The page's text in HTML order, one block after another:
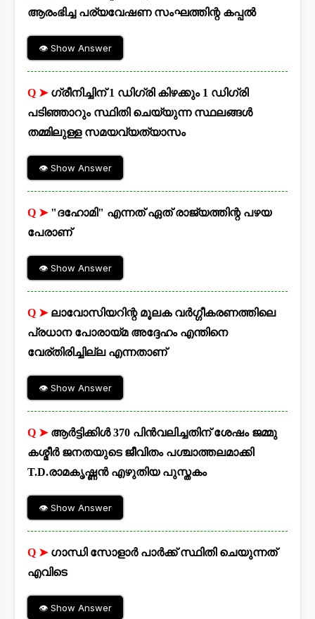
ആരംഭിച്ച പര്യവേഷണ സംഘത്തിന്റ കപ്പൽ
👁 Show Answer
Q ➤ ഗ്രീനിച്ചിന് 1 ഡിഗ്രി കിഴക്കും 1 ഡിഗ്രി
പടിഞ്ഞാറും സ്ഥിതി ചെയ്യുന്ന സ്ഥലങ്ങൾ
തമ്മിലുള്ള സമയവ്യത്യാസം
👁 Show Answer
Q ➤ "ദഹോമി" എന്നത് ഏത് രാജ്യത്തിന്റ പഴയ
പേരാണ്
👁 Show Answer
Q ➤ ലാവോസിയറിന്റ മൂലക വർഗ്ഗീകരണത്തിലെ
പ്രധാന പോരായ്മ അദ്ദേഹം എന്തിനെ
വേര്തിരിച്ചില്ല എന്നതാണ്
👁 Show Answer
Q ➤ ആർട്ടിക്കിൾ 370 പിൻവലിച്ചതിന് ശേഷം ജമ്മു
കശ്മീർ ജനതയുടെ ജീവിതം പശ്ചാത്തലമാക്കി
T.D.രാമകൃഷ്ണൻ എഴുതിയ പുസ്തകം
👁 Show Answer
Q ➤ ഗാന്ധി സോളാർ പാർക്ക്‌ സ്ഥിതി ചെയുന്നത്
എവിടെ
👁 Show Answer